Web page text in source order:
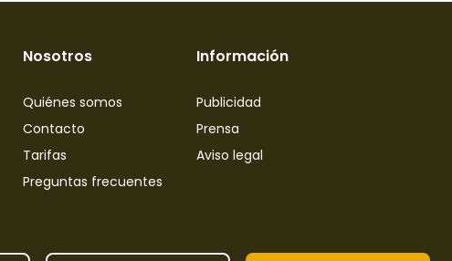
Nosotros
Quiénes somos
Contacto
Tarifas
Preguntas frecuentes
Información
Publicidad
Prensa
Aviso legal